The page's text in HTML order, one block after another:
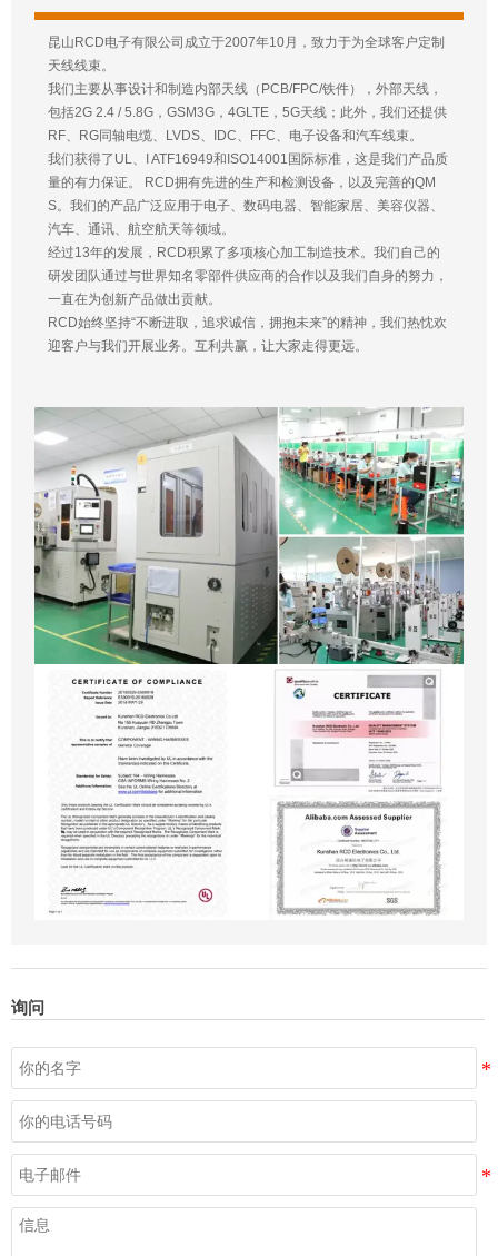
昆山RCD电子有限公司成立于2007年10月，致力于为全球客户定制
天线线束。
我们主要从事设计和制造内部天线（PCB/FPC/铁件），外部天线，
包括2G 2.4 / 5.8G，GSM3G，4GLTE，5G天线；此外，我们还提供
RF、RG同轴电缆、LVDS、IDC、FFC、电子设备和汽车线束。
我们获得了UL、I ATF16949和ISO14001国际标准，这是我们产品质
量的有力保证。 RCD拥有先进的生产和检测设备，以及完善的QM
S。我们的产品广泛应用于电子、数码电器、智能家居、美容仪器、
汽车、通讯、航空航天等领域。
经过13年的发展，RCD积累了多项核心加工制造技术。我们自己的
研发团队通过与世界知名零部件供应商的合作以及我们自身的努力，
一直在为创新产品做出贡献。
RCD始终坚持“不断进取，追求诚信，拥抱未来”的精神，我们热忱欢
迎客户与我们开展业务。互利共赢，让大家走得更远。
询问